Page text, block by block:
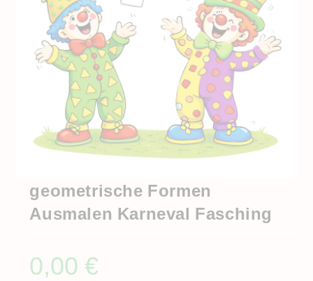
geometrische Formen
Ausmalen Karneval Fasching
0,00€